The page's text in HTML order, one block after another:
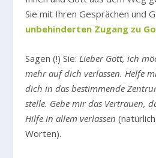
Sie mit Ihren Gesprächen und
unbehinderten Zugang zu
Sagen (!) Sie:Lieber Gott, ich
mehr auf dich verlassen. Helfe
dich in das bestimmende
stelle. Gebe mir das Vertrauen,
Hilfe in allem verlassen
Worten).